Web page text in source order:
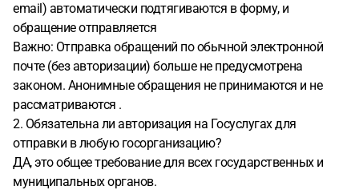
email) автоматически подтягиваются в форму, и
обращение отправляется
Важно: Отправка обращений по обычной электронной
почте (без авторизации) больше не предусмотрена
законом. Анонимные обращения не принимаются и не
рассматриваются .
2. Обязательна ли авторизация на Госуслугах для
отправки в любую госорганизацию?
ДА, это общее требование для всех государственных и
муниципальных органов.